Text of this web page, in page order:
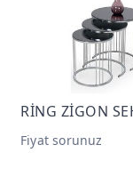
X ZİGON